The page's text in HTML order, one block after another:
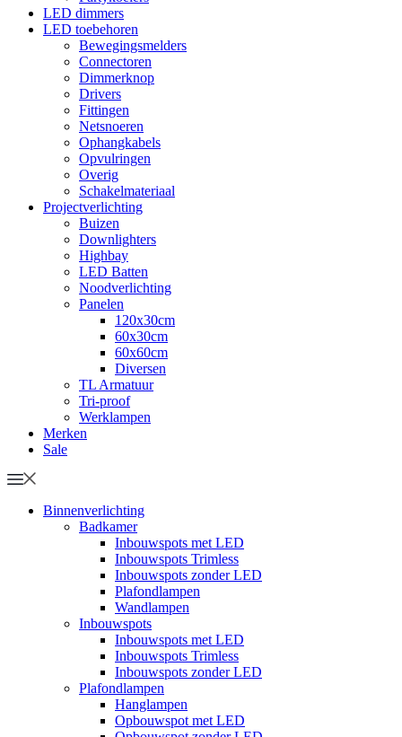
LED dimmers
LED toebehoren
Bewegingsmelders
Connectoren
Dimmerknop
Drivers
Fittingen
Netsnoeren
Ophangkabels
Opvulringen
Overig
Schakelmateriaal
Projectverlichting
Buizen
Downlighters
Highbay
LED Batten
Noodverlichting
Panelen
120x30cm
60x30cm
60x60cm
Diversen
TL Armatuur
Tri-proof
Werklampen
Merken
Sale
Binnenverlichting
Badkamer
Inbouwspots met LED
Inbouwspots Trimless
Inbouwspots zonder LED
Plafondlampen
Wandlampen
Inbouwspots
Inbouwspots met LED
Inbouwspots Trimless
Inbouwspots zonder LED
Plafondlampen
Hanglampen
Opbouwspot met LED